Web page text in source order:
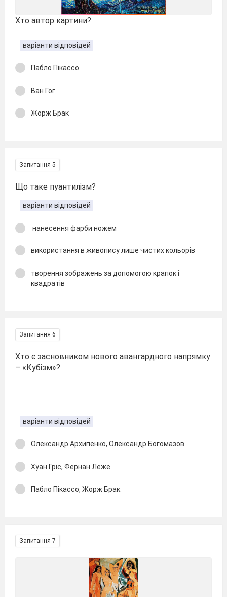
Хто автор картини?
варіанти відповідей
Пабло Пікассо
Ван Гог
Жорж Брак
Запитання 5
Що таке пуантилізм?
варіанти відповідей
нанесення фарби ножем
використання в живопису лише чистих кольорів
творення зображень за допомогою крапок і
квадратів
Запитання 6
Хто є засновником нового авангардного напрямку
– «Кубізм»?
варіанти відповідей
Олександр Архипенко, Олександр Богомазов
Хуан Гріс, Фернан Леже
Пабло Пікассо, Жорж Брак.
Запитання 7